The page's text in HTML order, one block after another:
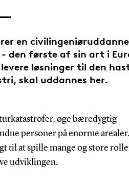
en
den første af sin art i
løsninger til den
skal uddannes her.
øge bæredygtig
personer på enorme
til at spille mange og store
udviklingen.